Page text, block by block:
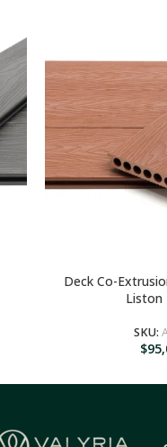
Deck Co-
Liston
SKU:
$